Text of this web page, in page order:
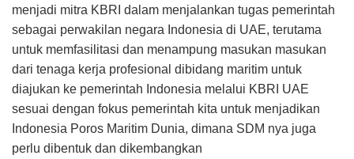
menjadi mitra KBRI dalam menjalankan tugas pemerintah
sebagai perwakilan negara Indonesia di UAE, terutama
untuk memfasilitasi dan menampung masukan masukan
dari tenaga kerja profesional dibidang maritim untuk
diajukan ke pemerintah Indonesia melalui KBRI UAE
sesuai dengan fokus pemerintah kita untuk menjadikan
Indonesia Poros Maritim Dunia, dimana SDM nya juga
perlu dibentuk dan dikembangkan